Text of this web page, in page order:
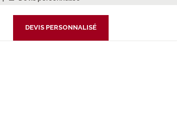
DEVIS PERSONNALISÉ